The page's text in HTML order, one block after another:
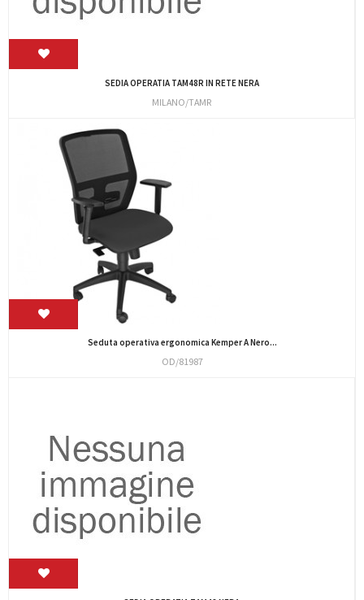
SEDIA OPERATIA TAM48R IN RETE NERA
MILANO/TAMR
Seduta operativa ergonomica Kemper A Nero...
OD/81987